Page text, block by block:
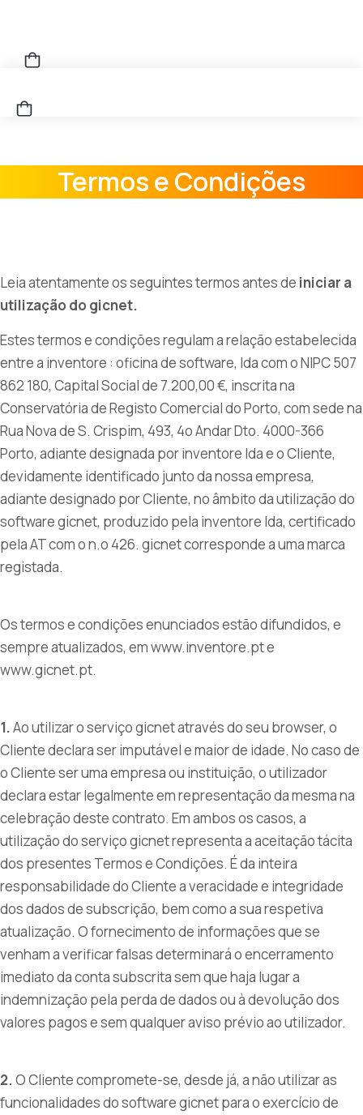
Termos e Condições
Leia atentamente os seguintes termos antes de iniciar a
utilização do gicnet.
Estes termos e condições regulam a relação estabelecida
entre a inventore : oficina de software, lda com o NIPC 507
862 180, Capital Social de 7.200,00 €, inscrita na
Conservatória de Registo Comercial do Porto, com sede na
Rua Nova de S. Crispim, 493, 4o Andar Dto. 4000-366
Porto, adiante designada por inventore lda e o Cliente,
devidamente identificado junto da nossa empresa,
adiante designado por Cliente, no âmbito da utilização do
software gicnet, produzido pela inventore lda, certificado
pela AT com o n.o 426. gicnet corresponde a uma marca
registada.
Os termos e condições enunciados estão difundidos, e
sempre atualizados, em www.inventore.pt e
www.gicnet.pt.
1.Ao utilizar o serviço gicnet através do seu browser, o
Cliente declara ser imputável e maior de idade. No caso de
o Cliente ser uma empresa ou instituição, o utilizador
declara estar legalmente em representação da mesma na
celebração deste contrato. Em ambos os casos, a
utilização do serviço gicnet representa a aceitação tácita
dos presentes Termos e Condições. É da inteira
responsabilidade do Cliente a veracidade e integridade
dos dados de subscrição, bem como a sua respetiva
atualização. O fornecimento de informações que se
venham a verificar falsas determinará o encerramento
imediato da conta subscrita sem que haja lugar a
indemnização pela perda de dados ou à devolução dos
valores pagos e sem qualquer aviso prévio ao utilizador.
2.O Cliente compromete-se, desde já, a não utilizar as
funcionalidades do software gicnet para o exercício de